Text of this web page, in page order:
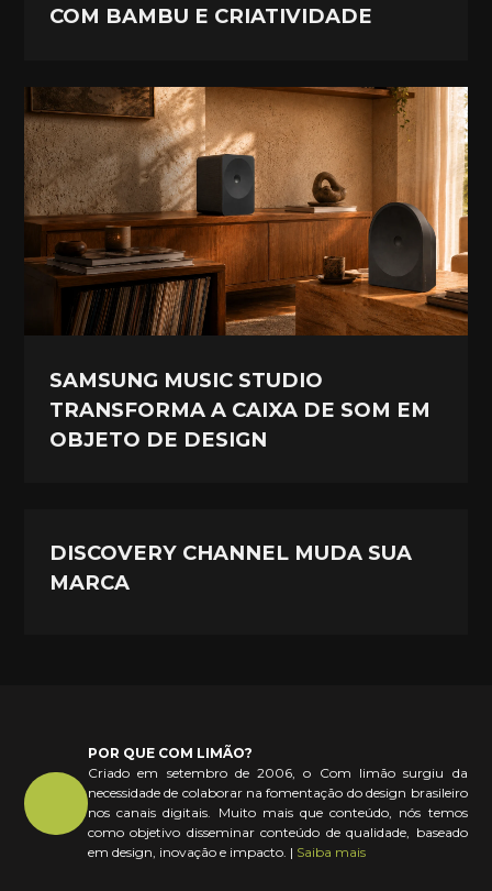
COM BAMBU E CRIATIVIDADE
SAMSUNG MUSIC STUDIO
TRANSFORMA A CAIXA DE SOM EM
OBJETO DE DESIGN
DISCOVERY CHANNEL MUDA SUA
MARCA
POR QUE COM LIMÃO?
Criado em setembro de 2006, o Com limão surgiu da
necessidade de colaborar na fomentação do design brasileiro
nos canais digitais. Muito mais que conteúdo, nós temos
como objetivo disseminar conteúdo de qualidade, baseado
em design, inovação e impacto. | Saiba mais